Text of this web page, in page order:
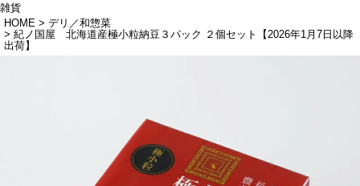
雑貨
HOME
デリ／和惣菜
紀ノ国屋 北海道産極小粒納豆３パック ２個セット【2026年1月7日以降
出荷】